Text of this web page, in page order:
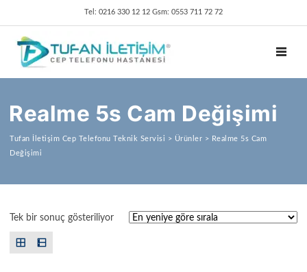
Tel: 0216 330 12 12 Gsm: 0553 711 72 72
Realme 5s Cam Değişimi
Tufan İletişim Cep Telefonu Teknik Servisi > Ürünler > Realme 5s Cam
Değişimi
Tek bir sonuç gösteriliyor